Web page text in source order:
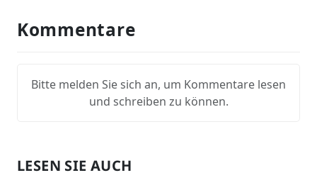
Kommentare
Bitte melden Sie sich an, um Kommentare lesen
und schreiben zu können.
LESEN SIE AUCH